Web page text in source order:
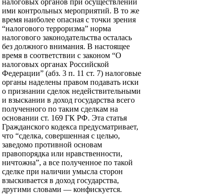
налоговых органов при осуществлении
ими контрольных мероприятий. В то же
время наиболее опасная с точки зрения
“налогового терроризма” норма
налогового законодательства осталась
без должного внимания. В настоящее
время в соответствии с законом “О
налоговых органах Российской
Федерации” (абз. 3 п. 11 ст. 7) налоговые
органы наделены правом подавать иски
о признании сделок недействительными
и взыскании в доход государства всего
полученного по таким сделкам на
основании ст. 169 ГК РФ. Эта статья
Гражданского кодекса предусматривает,
что “сделка, совершенная с целью,
заведомо противной основам
правопорядка или нравственности,
ничтожна”, а все полученное по такой
сделке при наличии умысла сторон
взыскивается в доход государства,
другими словами — конфискуется.